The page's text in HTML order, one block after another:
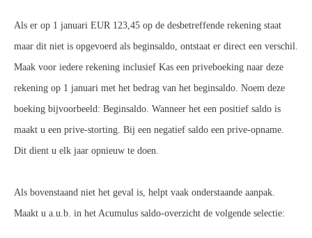
Als er op 1 januari EUR 123,45 op de desbetreffende rekening staat
maar dit niet is opgevoerd als beginsaldo, ontstaat er direct een verschil.
Maak voor iedere rekening inclusief Kas een priveboeking naar deze
rekening op 1 januari met het bedrag van het beginsaldo. Noem deze
boeking bijvoorbeeld: Beginsaldo. Wanneer het een positief saldo is
maakt u een prive-storting. Bij een negatief saldo een prive-opname.
Dit dient u elk jaar opnieuw te doen.
Als bovenstaand niet het geval is, helpt vaak onderstaande aanpak.
Maakt u a.u.b. in het Acumulus saldo-overzicht de volgende selectie: